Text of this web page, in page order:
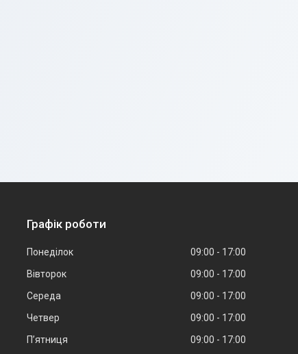
Графік роботи
Понеділок 09:00
17:00
Вівторок
09:00
17:00
Середа
09:00
17:00
Четвер
09:00
17:00
Пʼятниця
09:00 17:00